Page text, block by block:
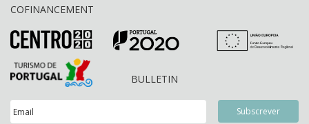
COFINANCEMENT
BULLETIN